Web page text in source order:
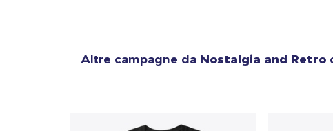
Altre campagne da Nostalgia and Retro